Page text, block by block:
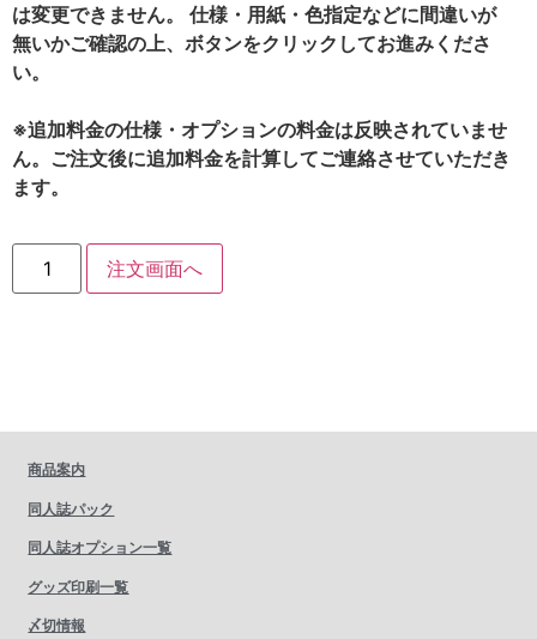
は変更できません。 仕様・用紙・色指定などに間違いが
無いかご確認の上、ボタンをクリックしてお進みくださ
い。
※追加料金の仕様・オプションの料金は反映されていませ
ん。ご注文後に追加料金を計算してご連絡させていただき
ます。
注文画面へ
商品案内
同人誌パック
同人誌オプション一覧
グッズ印刷一覧
〆切情報